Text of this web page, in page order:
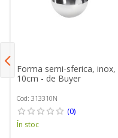
Forma semi-sferica, inox,
10cm - de Buyer
Cod: 313310N
(0)
În stoc